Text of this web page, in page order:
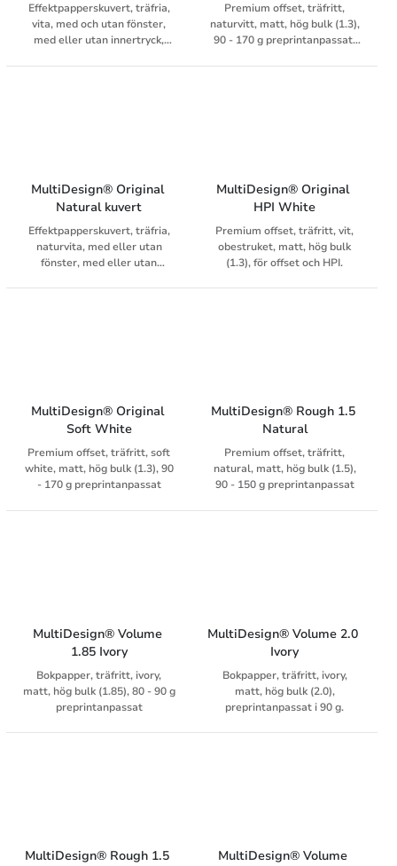
Effektpapperskuvert, träfria,
vita, med och utan fönster,
med eller utan innertryck,
Premium offset, träfritt,
naturvitt, matt, hög bulk (1.3),
90 - 170 g preprintanpassat,
MultiDesign® Original
Natural kuvert
Effektpapperskuvert, träfria,
naturvita, med eller utan
fönster, med eller utan
MultiDesign® Original
HPI White
Premium offset, träfritt, vit,
obestruket, matt, hög bulk
(1.3), för offset och HPI.
MultiDesign® Original
Soft White
Premium offset, träfritt, soft
white, matt, hög bulk (1.3), 90
- 170 g preprintanpassat
MultiDesign® Rough 1.5
Natural
Premium offset, träfritt,
natural, matt, hög bulk (1.5),
90 - 150 g preprintanpassat
MultiDesign® Volume
1.85 Ivory
Bokpapper, träfritt, ivory,
matt, hög bulk (1.85), 80 - 90 g
preprintanpassat
MultiDesign® Volume 2.0
Ivory
Bokpapper, träfritt, ivory,
matt, hög bulk (2.0),
preprintanpassat i 90 g.
MultiDesign® Rough 1.5
MultiDesign® Volume